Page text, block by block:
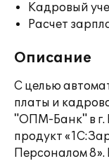
Кадровый
Расчет
Описание
С целью
платы и
"ОПМ-Банк" в г.
продукт
Персоналом 8».